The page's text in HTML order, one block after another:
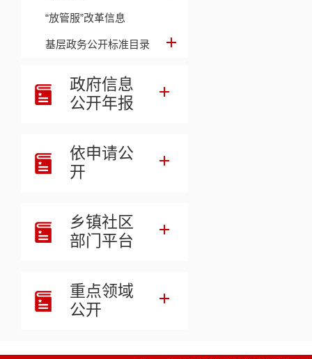
“放管服”改革信息
基层政务公开标准目录
政府信息
公开年报
依申请公
开
乡镇社区
部门平台
重点领域
公开